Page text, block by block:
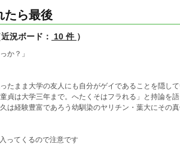
たら最後
近況ボード： 10 件 ）
か？」
たまま大学の友人にも自分がゲイであることを隠し
貞は大学三年まで。へたくそはフラれる」と持論を
は経験豊富であろう幼馴染のヤリチン・葉大にその
ってくるので注意です